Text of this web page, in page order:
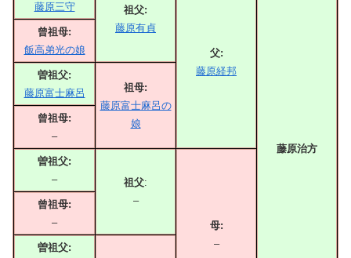
藤原三守
祖父:
藤原有貞
父:
藤原経邦
藤原治方
曾祖母:
飯高弟光の娘
曽祖父:
藤原富士麻呂
祖母:
藤原富士麻呂の
娘
曾祖母:
–
曽祖父:
–
祖父:
–
母:
–
曾祖母:
–
曽祖父: